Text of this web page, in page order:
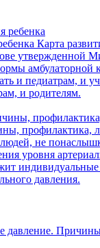
Карта
утвержденной
амбулаторной
и педиатрам, и
и родителям.
профилактика,
людей, не
уровня
давления.